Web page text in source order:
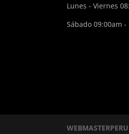
Lunes - Viernes
Sábado 09:00am -